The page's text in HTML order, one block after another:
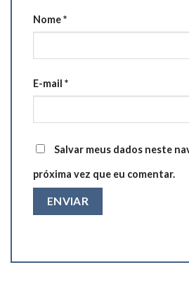
Nome*
E-mail *
Salvar meus dados neste
próxima vez que eu comentar.